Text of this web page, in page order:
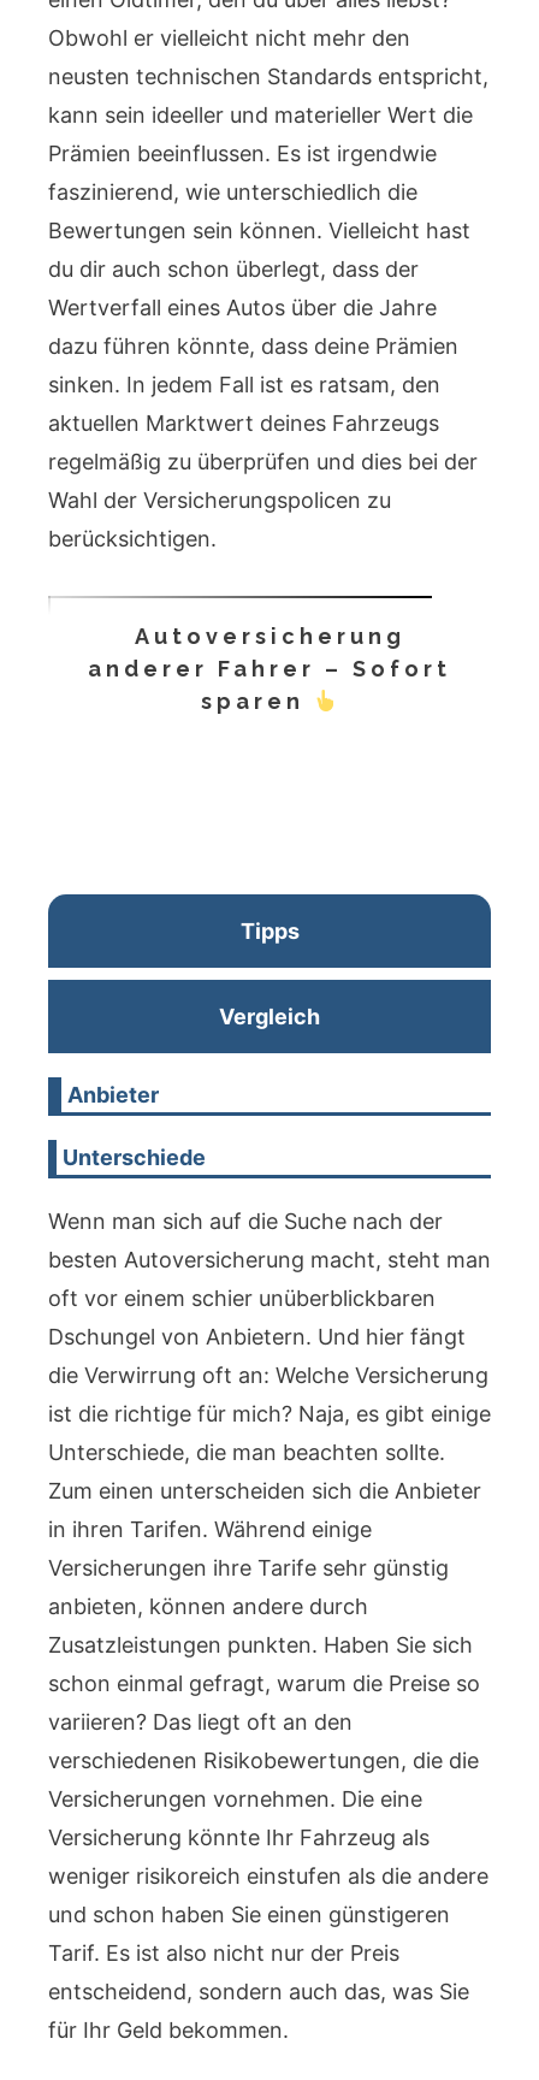
Obwohl er vielleicht nicht mehr den
neusten technischen Standards entspricht,
kann sein ideeller und materieller Wert die
Prämien beeinflussen. Es ist irgendwie
faszinierend, wie unterschiedlich die
Bewertungen sein können. Vielleicht hast
du dir auch schon überlegt, dass der
Wertverfall eines Autos über die Jahre
dazu führen könnte, dass deine Prämien
sinken. In jedem Fall ist es ratsam, den
aktuellen Marktwert deines Fahrzeugs
regelmäßig zu überprüfen und dies bei der
Wahl der Versicherungspolicen zu
berücksichtigen.
Autoversicherung
anderer Fahrer – Sofort
sparen
Tipps
Vergleich
Anbieter
Unterschiede
Wenn man sich auf die Suche nach der
besten Autoversicherung macht, steht man
oft vor einem schier unüberblickbaren
Dschungel von Anbietern. Und hier fängt
die Verwirrung oft an: Welche Versicherung
ist die richtige für mich? Naja, es gibt einige
Unterschiede, die man beachten sollte.
Zum einen unterscheiden sich die Anbieter
in ihren Tarifen. Während einige
Versicherungen ihre Tarife sehr günstig
anbieten, können andere durch
Zusatzleistungen punkten. Haben Sie sich
schon einmal gefragt, warum die Preise so
variieren? Das liegt oft an den
verschiedenen Risikobewertungen, die die
Versicherungen vornehmen. Die eine
Versicherung könnte Ihr Fahrzeug als
weniger risikoreich einstufen als die andere
und schon haben Sie einen günstigeren
Tarif. Es ist also nicht nur der Preis
entscheidend, sondern auch das, was Sie
für Ihr Geld bekommen.